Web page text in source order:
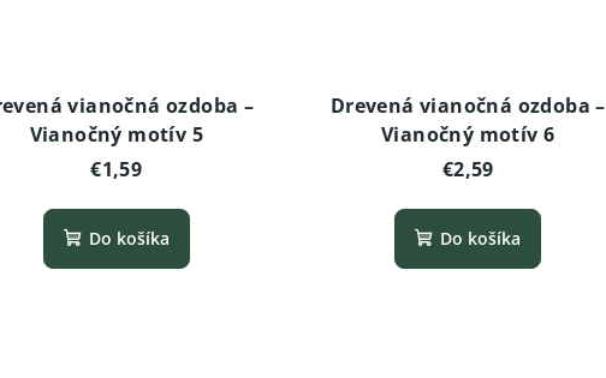
vianočná ozdoba –
Vianočný motív 5
€1,59
Do košíka
Drevená vianočná ozdoba –
Vianočný motív 6
€2,59
Do košíka